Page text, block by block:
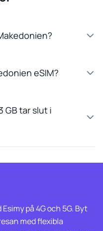
eSIM?
GB tar slut i
på 4G och 5G. Byt
med flexibla